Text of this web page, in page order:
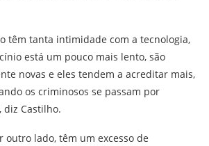
têm tanta intimidade com a tecnologia,
está um pouco mais lento, são
novas e eles tendem a acreditar mais,
os criminosos se passam por
diz Castilho.
outro lado, têm um excesso de